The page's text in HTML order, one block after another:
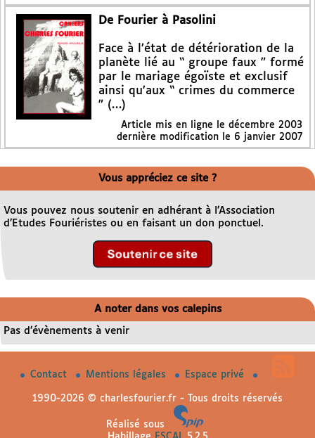
De Fourier à Pasolini
Face à l’état de détérioration de la
planète lié au “ groupe faux ” formé
par le mariage égoïste et exclusif
ainsi qu’aux “ crimes du commerce
” (…)
Article mis en ligne le décembre 2003
dernière modification le 6 janvier 2007
Vous appréciez ce site ?
Vous pouvez nous soutenir en adhérant à l’Association
d’Etudes Fouriéristes ou en faisant un don ponctuel.
A noter dans vos calepins
Pas d’évènements à venir
Contact Mentions légales Espace privé
1990-2026 © charlesfourier.fr - Tous droits réservés
Réalisé sous